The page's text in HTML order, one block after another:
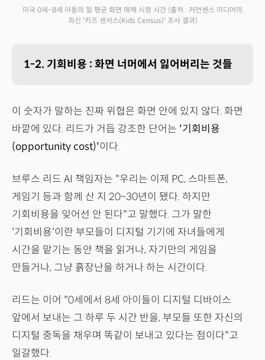
미국 0세~8세 아동의 일 평균 화면 매체 시청 시간 (출처 : 커먼센스 미디어의
최신 '키즈 센서스(Kids Census)' 조사 결과)
1-2. 기회비용 : 화면 너머에서 잃어버리는 것들
이 숫자가 말하는 진짜 위협은 화면 안에 있지 않다. 화면
바깥에 있다. 리드가 거듭 강조한 단어는 '기회비용
(opportunity cost)'이다.
브루스 리드 AI 책임자는 "우리는 이제 PC, 스마트폰,
게임기 등과 함께 산 지 20~30년이 됐다. 하지만
기회비용을 잊어선 안 된다"고 말했다. 그가 말한
'기회비용'이란 부모들이 디지털 기기에 자녀들에게
시간을 맡기는 동안 책을 읽거나, 자기만의 게임을
만들거나, 그냥 흙장난을 하거나 하는 시간이다.
리드는 이어 "0세에서 8세 아이들이 디지털 디바이스
앞에서 보내는 그 하루 두 시간 반을, 부모들 또한 자신의
디지털 중독을 채우며 똑같이 보내고 있다는 점이다"고
일갈했다.